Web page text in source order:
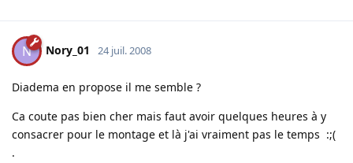
N Nory_01 24 juil. 2008
Diadema en propose il me semble ?
Ca coute pas bien cher mais faut avoir quelques heures à y
consacrer pour le montage et là j'ai vraiment pas le temps :;(
.